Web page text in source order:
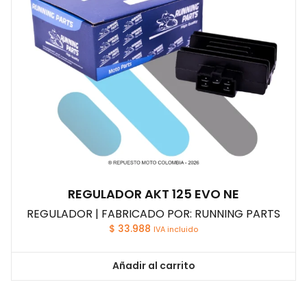
REGULADOR AKT 125 EVO NE
REGULADOR | FABRICADO POR: RUNNING PARTS
$ 33.988 IVA incluido
Añadir al carrito